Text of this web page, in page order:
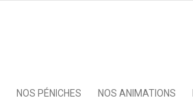
NOS PÉNICHES NOS ANIMATIONS